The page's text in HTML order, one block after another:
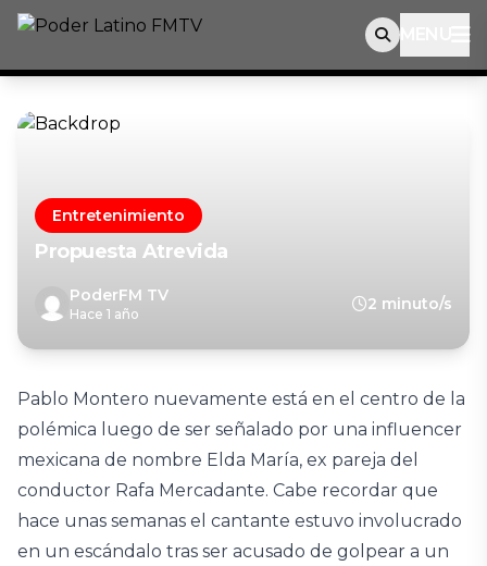
MENU
Entretenimiento
Propuesta Atrevida
PoderFM TV
Hace 1 año
2 minuto/s
Pablo Montero nuevamente está en el centro de la
polémica luego de ser señalado por una influencer
mexicana de nombre Elda María, ex pareja del
conductor Rafa Mercadante. Cabe recordar que
hace unas semanas el cantante estuvo involucrado
en un escándalo tras ser acusado de golpear a un